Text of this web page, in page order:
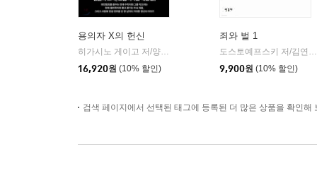
용의자 X의 헌신
히가시노 게이고 저/양억관 역
16,920원 (10% 할인)
죄와 벌 1
도스토예프스키 저/김연경 역
9,900원 (10% 할인)
검색 페이지에서 선택된 태그에 등록된 더 많은 상품을 확인해